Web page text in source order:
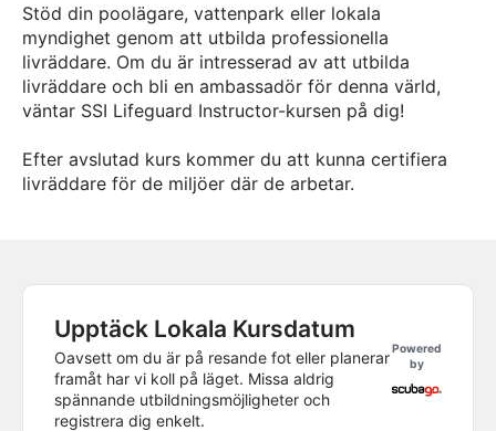
Stöd din poolägare, vattenpark eller lokala
myndighet genom att utbilda professionella
livräddare. Om du är intresserad av att utbilda
livräddare och bli en ambassadör för denna värld,
väntar SSI Lifeguard Instructor-kursen på dig!
Efter avslutad kurs kommer du att kunna certifiera
livräddare för de miljöer där de arbetar.
Upptäck Lokala Kursdatum
Oavsett om du är på resande fot eller planerar
framåt har vi koll på läget. Missa aldrig
spännande utbildningsmöjligheter och
registrera dig enkelt.
Powered
by